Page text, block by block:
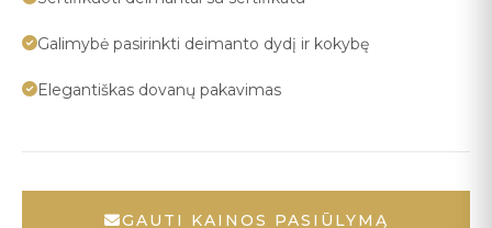
Galimybė pasirinkti deimanto dydį ir kokybę
Elegantiškas dovanų pakavimas
GAUTI KAINOS PASIŪLYMĄ